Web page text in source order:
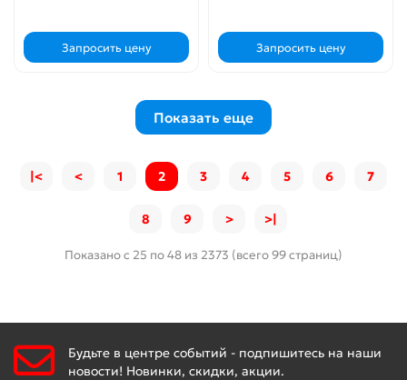
Запросить цену Запросить цену
Показать еще
|< < 1 2 3 4 5 6 7
8 9 > >|
Показано с 25 по 48 из 2373 (всего 99 страниц)
Будьте в центре событий - подпишитесь на наши
новости! Новинки, скидки, акции.